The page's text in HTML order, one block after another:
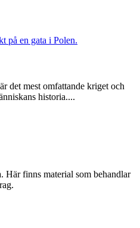
det mest omfattande kriget och
historia....
Här finns material som behandlar